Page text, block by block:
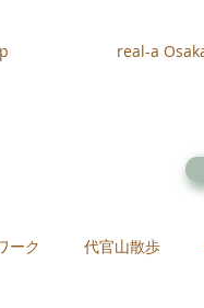
real-a
ーク 代官山散歩